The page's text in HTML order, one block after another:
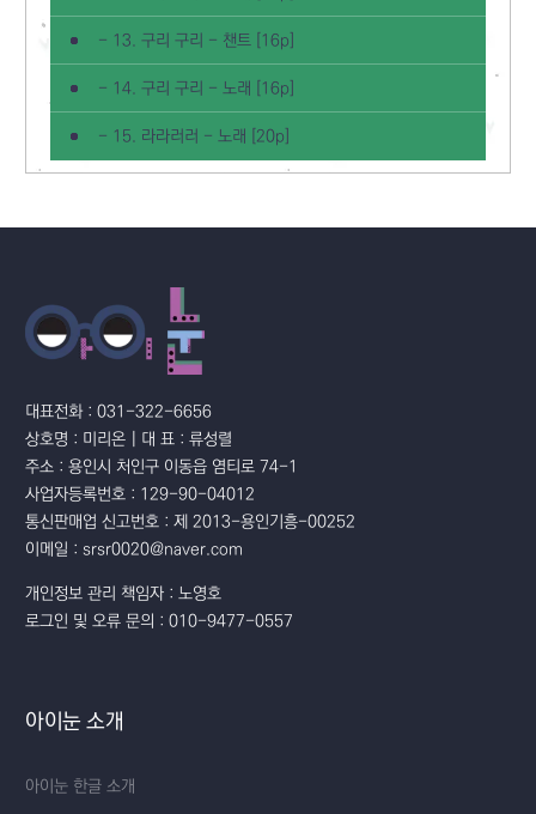
- 13. 구리 구리 - 챈트 [16p]
- 14. 구리 구리 - 노래 [16p]
- 15. 라라러러 - 노래 [20p]
대표전화 : 031-322-6656
상호명 : 미리온 | 대 표 : 류성렬
주소 : 용인시 처인구 이동읍 염티로 74-1
사업자등록번호 : 129-90-04012
통신판매업 신고번호 : 제 2013-용인기흥-00252
이메일 : srsr0020@naver.com
개인정보 관리 책임자 : 노영호
로그인 및 오류 문의 : 010-9477-0557
아이눈 소개
아이눈 한글 소개